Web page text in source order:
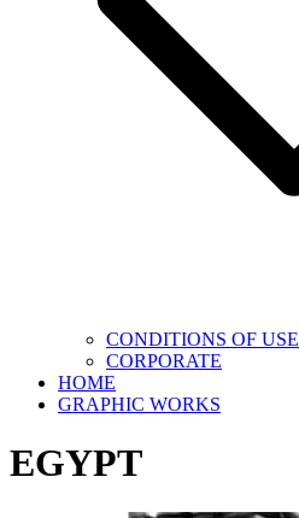
CONDITIONS OF USE
CORPORATE
HOME
GRAPHIC WORKS
EGYPT